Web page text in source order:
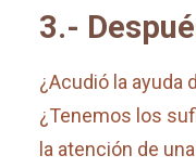
3.-
¿Acudió la ayuda
¿Tenemos los
la atención de